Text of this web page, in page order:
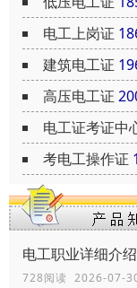
电工上岗证
建筑电工证
高压电工证
电工证考证中
考电工操作证
电工职业详细介
728阅读 2026-07-